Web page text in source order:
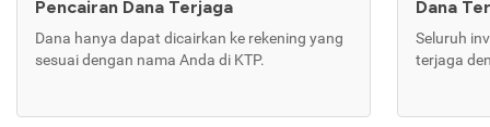
Pencairan Dana Terjaga
Dana hanya dapat dicairkan ke rekening yang
sesuai dengan nama Anda di KTP.
Dana
Seluruh
terjaga